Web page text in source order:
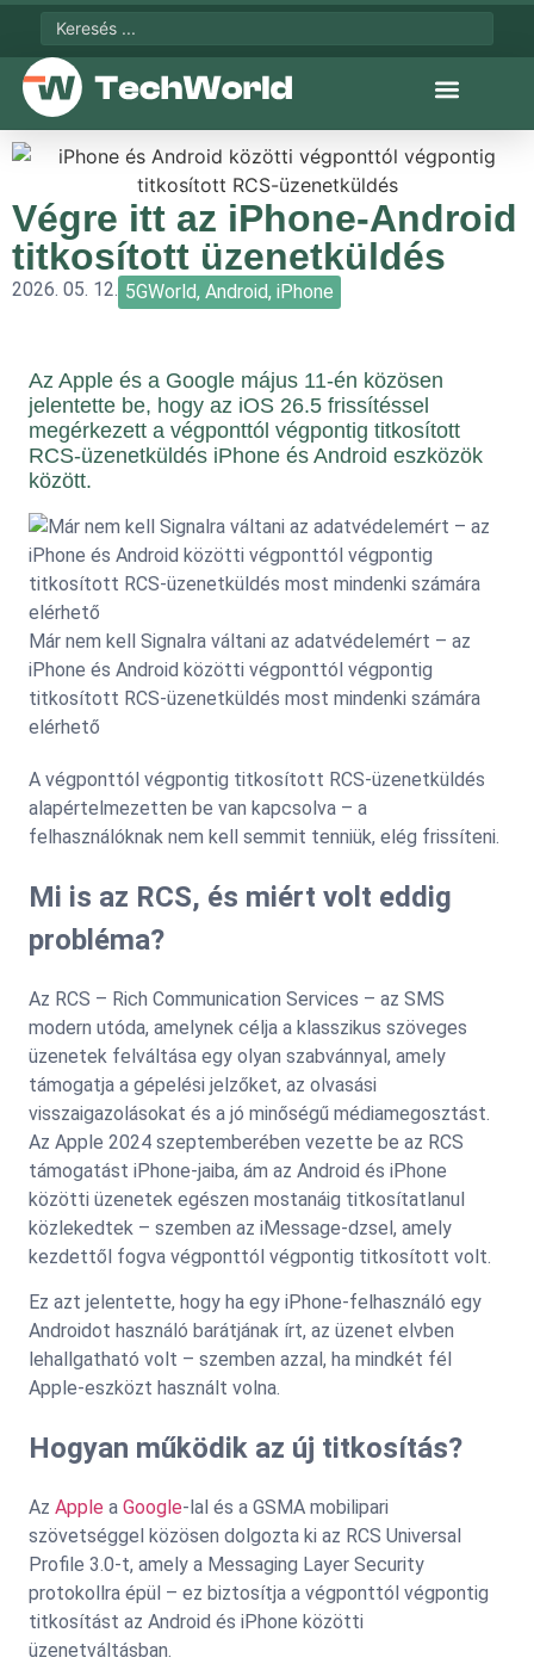
Végre itt az iPhone-Android
titkosított üzenetküldés
2026. 05. 12. 5GWorld, Android, iPhone
Az Apple és a Google május 11-én közösen
jelentette be, hogy az iOS 26.5 frissítéssel
megérkezett a végponttól végpontig titkosított
RCS-üzenetküldés iPhone és Android eszközök
között.
Már nem kell Signalra váltani az adatvédelemért – az
iPhone és Android közötti végponttól végpontig
titkosított RCS-üzenetküldés most mindenki számára
elérhető
A végponttól végpontig titkosított RCS-üzenetküldés
alapértelmezetten be van kapcsolva – a
felhasználóknak nem kell semmit tenniük, elég frissíteni.
Mi is az RCS, és miért volt eddig
probléma?
Az RCS – Rich Communication Services – az SMS
modern utóda, amelynek célja a klasszikus szöveges
üzenetek felváltása egy olyan szabvánnyal, amely
támogatja a gépelési jelzőket, az olvasási
visszaigazolásokat és a jó minőségű médiamegosztást.
Az Apple 2024 szeptemberében vezette be az RCS
támogatást iPhone-jaiba, ám az Android és iPhone
közötti üzenetek egészen mostanáig titkosítatlanul
közlekedtek – szemben az iMessage-dzsel, amely
kezdettől fogva végponttól végpontig titkosított volt.
Ez azt jelentette, hogy ha egy iPhone-felhasználó egy
Androidot használó barátjának írt, az üzenet elvben
lehallgatható volt – szemben azzal, ha mindkét fél
Apple-eszközt használt volna.
Hogyan működik az új titkosítás?
Az Apple a Google-lal és a GSMA mobilipari
szövetséggel közösen dolgozta ki az RCS Universal
Profile 3.0-t, amely a Messaging Layer Security
protokollra épül – ez biztosítja a végponttól végpontig
titkosítást az Android és iPhone közötti
üzenetváltásban.